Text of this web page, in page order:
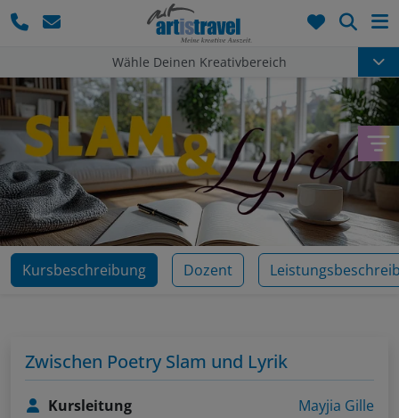
Wähle Deinen Kreativbereich
Kursbeschreibung Dozent
Zwischen Poetry Slam und Lyrik
Kursleitung
Mayjia Gille